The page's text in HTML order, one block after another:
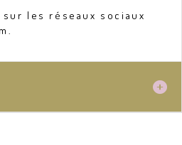
les réseaux sociaux